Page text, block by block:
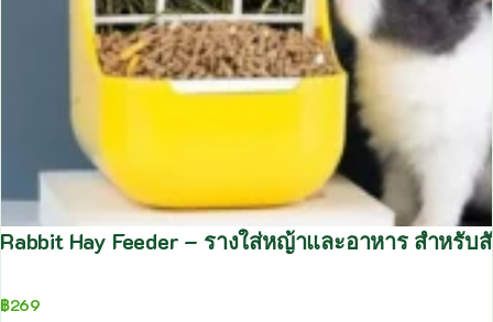
Rabbit Hay Feeder – รางใส่หญ้าและอาหาร สำหรับ
฿269